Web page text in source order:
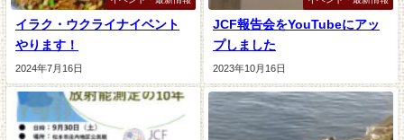
イラク・ウクライナイベント
やります！
2024年7月16日
JCF報告会をYouTubeにアッ
プしました
2023年10月16日